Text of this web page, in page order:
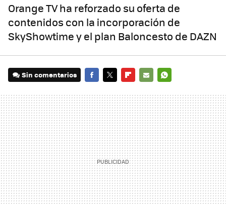
Orange TV ha reforzado su oferta de
contenidos con la incorporación de
SkyShowtime y el plan Baloncesto de DAZN
Sin comentarios
MAIL